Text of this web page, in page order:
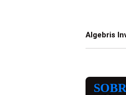
Algebris